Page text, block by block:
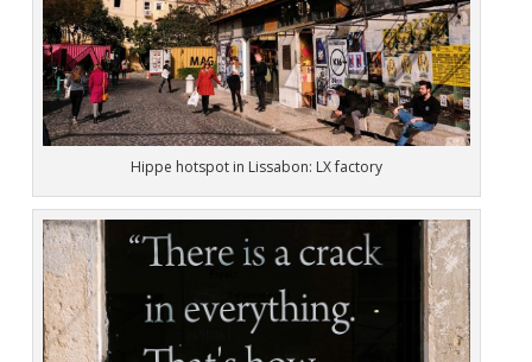
Hippe hotspot in Lissabon: LX factory